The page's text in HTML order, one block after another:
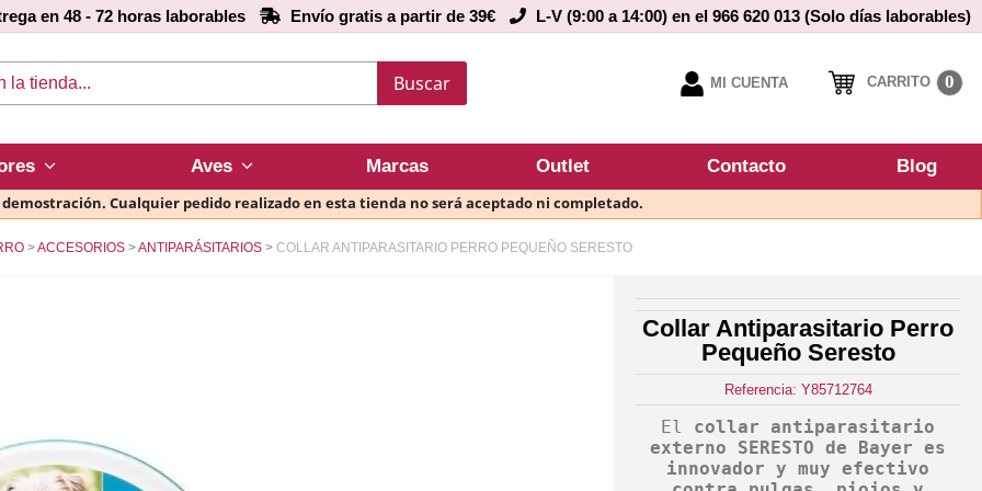
en 48 - 72 horas laborables Envío gratis a partir de 39€ L-V (9:00 a 14:00) en el 966 620 013 (Solo días laborables)
Buscar MI CUENTA CARRITO 0
Aves Marcas Outlet Contacto Blog
Cualquier pedido realizado en esta tienda no será aceptado ni completado.
ACCESORIOS ANTIPARÁSITARIOS COLLAR ANTIPARASITARIO PERRO PEQUEÑO SERESTO
Collar Antiparasitario Perro
Pequeño Seresto
Referencia: Y85712764
El collar antiparasitario
externo SERESTO de Bayer es
innovador y muy efectivo